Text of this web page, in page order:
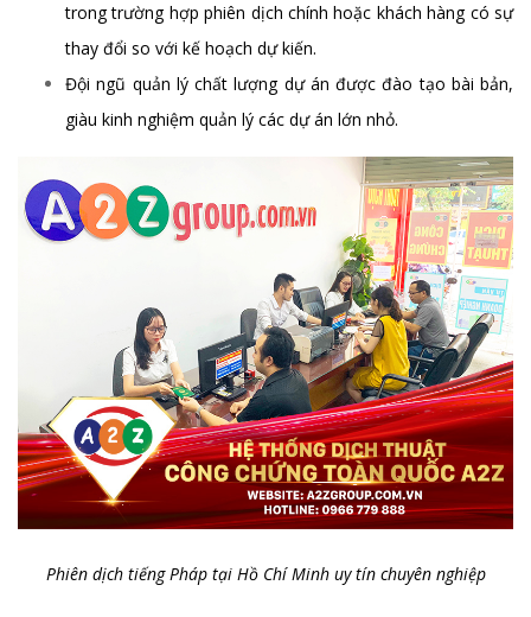
trong trường hợp phiên dịch chính hoặc khách hàng có sự
thay đổi so với kế hoạch dự kiến.
Đội ngũ quản lý chất lượng dự án được đào tạo bài bản,
giàu kinh nghiệm quản lý các dự án lớn nhỏ.
Phiên dịch tiếng Pháp tại Hồ Chí Minh uy tín chuyên nghiệp